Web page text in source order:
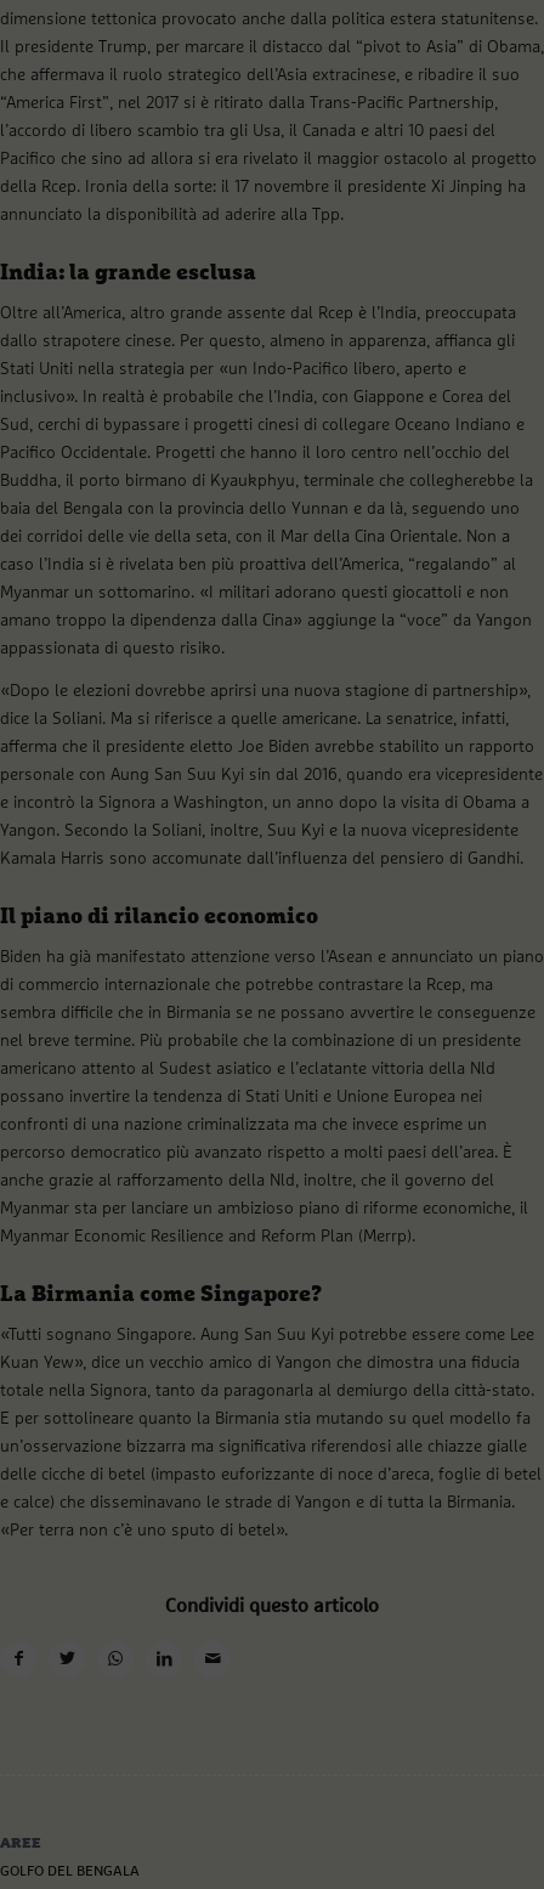
dimensione tettonica provocato anche dalla politica estera statunitense.
Il presidente Trump, per marcare il distacco dal “pivot to Asia” di Obama,
che affermava il ruolo strategico dell’Asia extracinese, e ribadire il suo
“America First”, nel 2017 si è ritirato dalla Trans-Pacific Partnership,
l’accordo di libero scambio tra gli Usa, il Canada e altri 10 paesi del
Pacifico che sino ad allora si era rivelato il maggior ostacolo al progetto
della Rcep. Ironia della sorte: il 17 novembre il presidente Xi Jinping ha
annunciato la disponibilità ad aderire alla Tpp.
India: la grande esclusa
Oltre all’America, altro grande assente dal Rcep è l’India, preoccupata
dallo strapotere cinese. Per questo, almeno in apparenza, affianca gli
Stati Uniti nella strategia per «un Indo-Pacifico libero, aperto e
inclusivo». In realtà è probabile che l’India, con Giappone e Corea del
Sud, cerchi di bypassare i progetti cinesi di collegare Oceano Indiano e
Pacifico Occidentale. Progetti che hanno il loro centro nell’occhio del
Buddha, il porto birmano di Kyaukphyu, terminale che collegherebbe la
baia del Bengala con la provincia dello Yunnan e da là, seguendo uno
dei corridoi delle vie della seta, con il Mar della Cina Orientale. Non a
caso l’India si è rivelata ben più proattiva dell’America, “regalando” al
Myanmar un sottomarino. «I militari adorano questi giocattoli e non
amano troppo la dipendenza dalla Cina» aggiunge la “voce” da Yangon
appassionata di questo risiko.
«Dopo le elezioni dovrebbe aprirsi una nuova stagione di partnership»,
dice la Soliani. Ma si riferisce a quelle americane. La senatrice, infatti,
afferma che il presidente eletto Joe Biden avrebbe stabilito un rapporto
personale con Aung San Suu Kyi sin dal 2016, quando era vicepresidente
e incontrò la Signora a Washington, un anno dopo la visita di Obama a
Yangon. Secondo la Soliani, inoltre, Suu Kyi e la nuova vicepresidente
Kamala Harris sono accomunate dall’influenza del pensiero di Gandhi.
Il piano di rilancio economico
Biden ha già manifestato attenzione verso l’Asean e annunciato un piano
di commercio internazionale che potrebbe contrastare la Rcep, ma
sembra difficile che in Birmania se ne possano avvertire le conseguenze
nel breve termine. Più probabile che la combinazione di un presidente
americano attento al Sudest asiatico e l’eclatante vittoria della Nld
possano invertire la tendenza di Stati Uniti e Unione Europea nei
confronti di una nazione criminalizzata ma che invece esprime un
percorso democratico più avanzato rispetto a molti paesi dell’area. È
anche grazie al rafforzamento della Nld, inoltre, che il governo del
Myanmar sta per lanciare un ambizioso piano di riforme economiche, il
Myanmar Economic Resilience and Reform Plan (Merrp).
La Birmania come Singapore?
«Tutti sognano Singapore. Aung San Suu Kyi potrebbe essere come Lee
Kuan Yew», dice un vecchio amico di Yangon che dimostra una fiducia
totale nella Signora, tanto da paragonarla al demiurgo della città-stato.
E per sottolineare quanto la Birmania stia mutando su quel modello fa
un’osservazione bizzarra ma significativa riferendosi alle chiazze gialle
delle cicche di betel (impasto euforizzante di noce d’areca, foglie di betel
e calce) che disseminavano le strade di Yangon e di tutta la Birmania.
«Per terra non c’è uno sputo di betel».
Condividi questo articolo
AREE
GOLFO DEL BENGALA